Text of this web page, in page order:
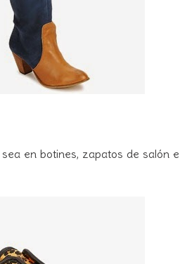
en botines, zapatos de salón e